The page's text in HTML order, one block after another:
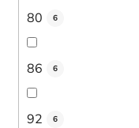
80 6
86 6
92 6